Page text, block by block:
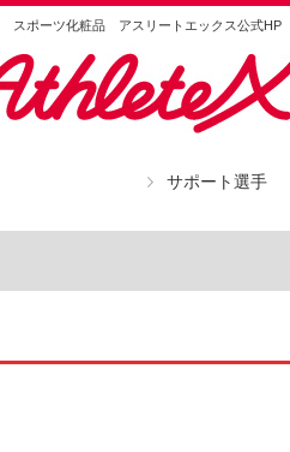
スポーツ化粧品 アスリートエックス公式HP
サポート選手
阿部 速秀 選手